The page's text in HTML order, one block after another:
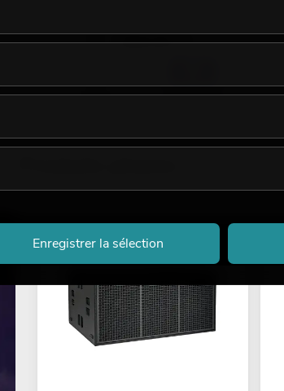
499,00€
Enregistrer la sélection